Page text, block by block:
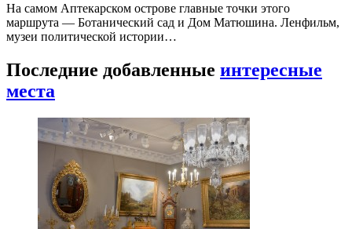
На самом Аптекарском острове главные точки этого
маршрута — Ботанический сад и Дом Матюшина. Ленфильм,
музеи политической истории…
Последние добавленные интересные
места